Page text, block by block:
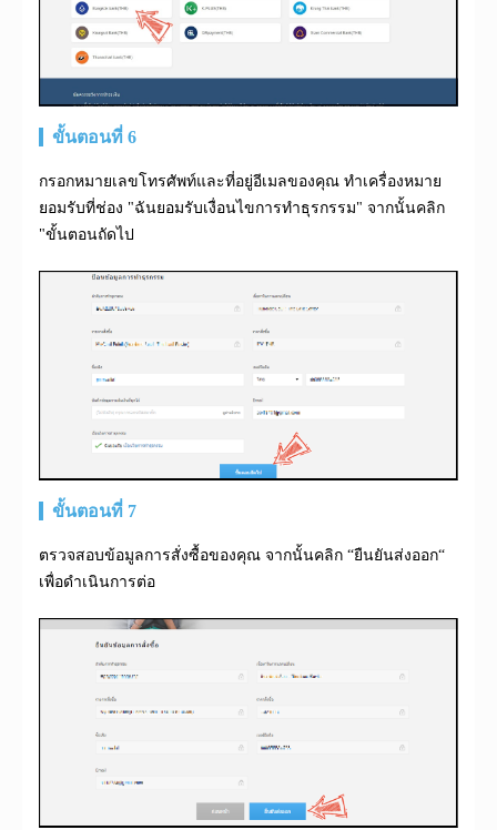
ขั้นตอนที่ 6
กรอกหมายเลขโทรศัพท์และที่อยู่อีเมลของคุณ ทำเครื่องหมาย
ยอมรับที่ช่อง "ฉันยอมรับเงื่อนไขการทำธุรกรรม" จากนั้นคลิก
"ขั้นตอนถัดไป
ขั้นตอนที่ 7
ตรวจสอบข้อมูลการสั่งซื้อของคุณ จากนั้นคลิก “ยืนยันส่งออก“
เพื่อดำเนินการต่อ